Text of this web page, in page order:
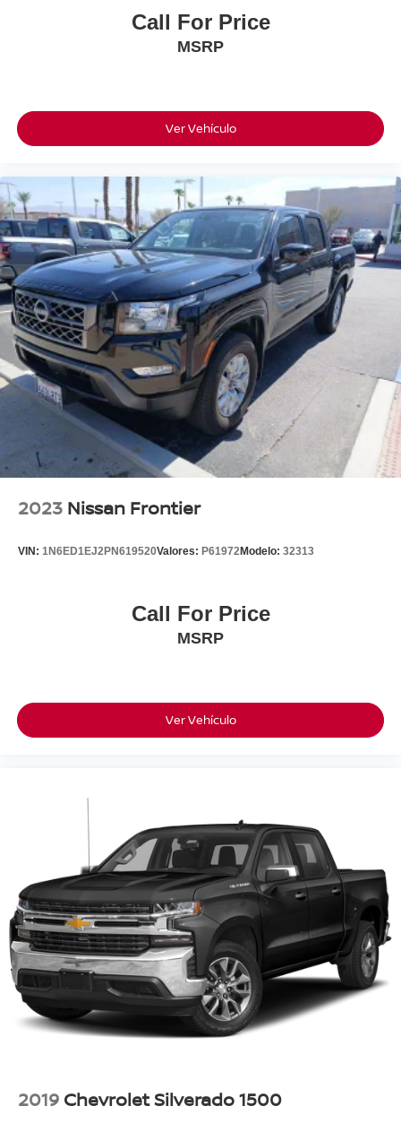
Call For Price
MSRP
Ver Vehículo
2023 Nissan Frontier
VIN: 1N6ED1EJ2PN619520Valores: P61972Modelo: 32313
Call For Price
MSRP
Ver Vehículo
2019 Chevrolet Silverado 1500